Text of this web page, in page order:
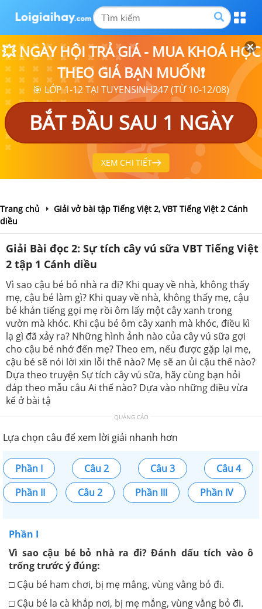
💥 NGÀY HỘI TRẢ GIÁ - MUA KHOÁ HỌC
THEO GIÁ BẠN MUỐN❗
🎯 LỚP 1-12 TẠI TUYENSINH247 (TỪ 10-12/08)
BẮT ĐẦU SAU 1 NGÀY
XEM CHI TIẾT
Trang chủ
Giải vở bài tập Tiếng Việt 2, VBT Tiếng Việt 2 Cánh
diều
Giải Bài đọc 2: Sự tích cây vú sữa VBT Tiếng Việt
2 tập 1 Cánh diều
Vì sao cậu bé bỏ nhà ra đi? Khi quay về nhà, không thấy
mẹ, cậu bé làm gì? Khi quay về nhà, không thấy mẹ, cậu
bé khản tiếng gọi mẹ rồi ôm lấy một cây xanh trong
vườn mà khóc. Khi cậu bé ôm cây xanh mà khóc, điều kì
lạ gì đã xảy ra? Những hình ảnh nào của cây vú sữa gợi
cho cậu bé nhớ đến mẹ? Theo em, nếu được gặp lại mẹ,
cậu bé sẽ nói lời xin lỗi thế nào? Mẹ sẽ an ủi cậu thế nào?
Dựa theo truyện Sự tích cây vú sữa, hãy cùng bạn hỏi
đáp theo mẫu câu Ai thế nào? Dựa vào những điều vừa
kể ở bài tậ
QUẢNG CÁO
Lựa chọn câu để xem lời giải nhanh hơn
Phần I Câu 2 Câu 3
Câu 4
Phần II
Câu 2 Phần III Phần IV
Phần I
Vì sao cậu bé bỏ nhà ra đi? Đánh dấu tích vào ô
trống trước ý đúng:
□ Cậu bé ham chơi, bị mẹ mắng, vùng vằng bỏ đi.
□ Cậu bé la cà khắp nơi, bị mẹ mắng, vùng vằng bỏ đi.